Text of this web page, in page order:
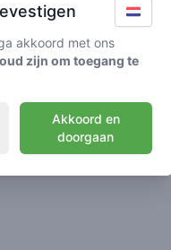
Spaceranger
akkoord met ons
zijn om toegang te
Akkoord en
doorgaan